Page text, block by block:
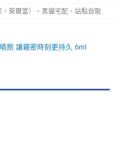
萊爾富）、黑貓宅配、站點自取
劑 讓親密時刻更持久 6ml